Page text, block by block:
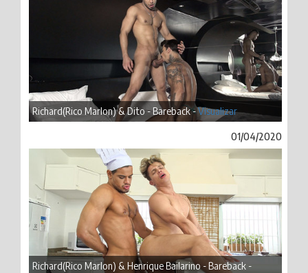
Richard(Rico Marlon) & Dito - Bareback -Visualizar
01/04/2020
Richard(Rico Marlon) & Henrique Bailarino - Bareback -